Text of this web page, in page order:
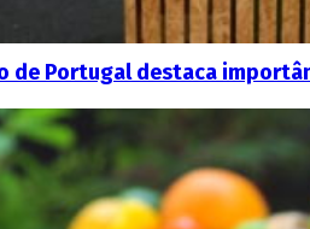
de Portugal destaca